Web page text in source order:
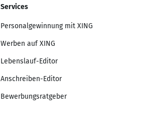
Services
Personalgewinnung mit XING
Werben auf XING
Lebenslauf-Editor
Anschreiben-Editor
Bewerbungsratgeber